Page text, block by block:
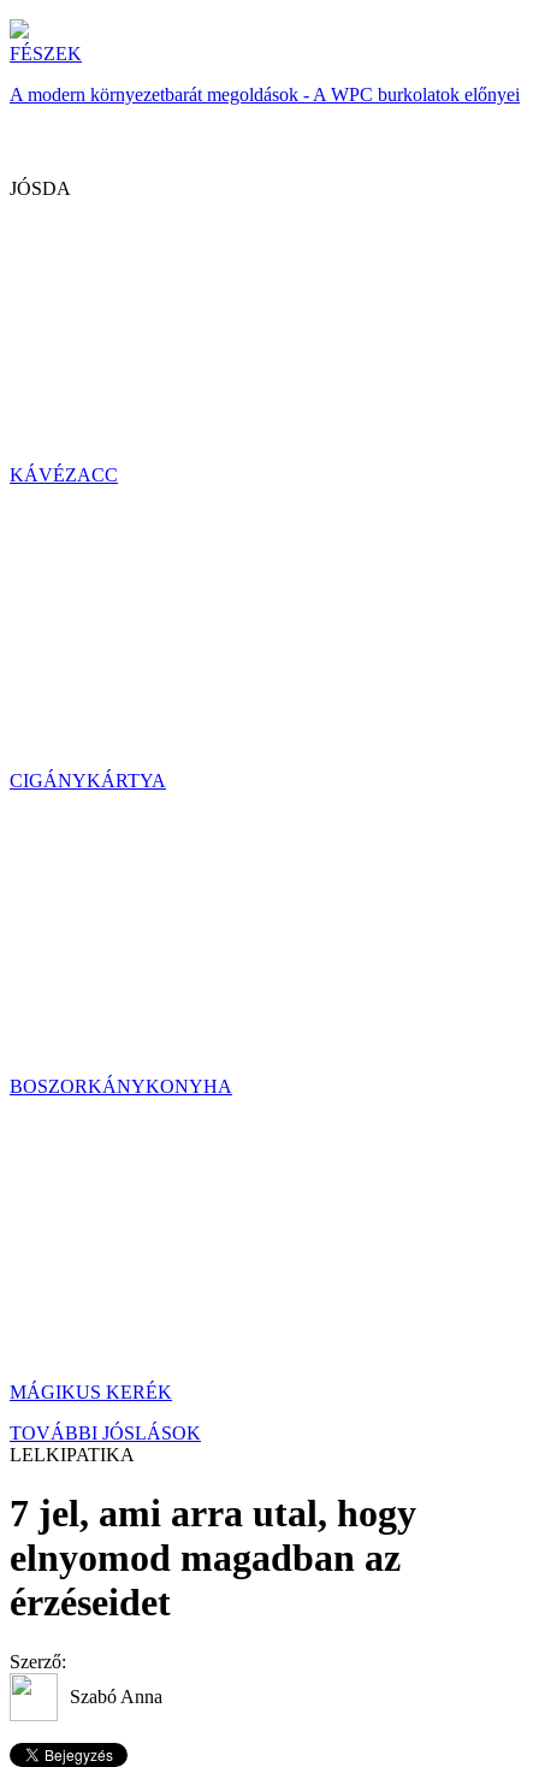
FÉSZEK
A modern környezetbarát megoldások - A WPC burkolatok előnyei
JÓSDA
KÁVÉZACC
CIGÁNYKÁRTYA
BOSZORKÁNYKONYHA
MÁGIKUS KERÉK
TOVÁBBI JÓSLÁSOK
LELKIPATIKA
7 jel, ami arra utal, hogy
elnyomod magadban az
érzéseidet
Szerző:
Szabó Anna